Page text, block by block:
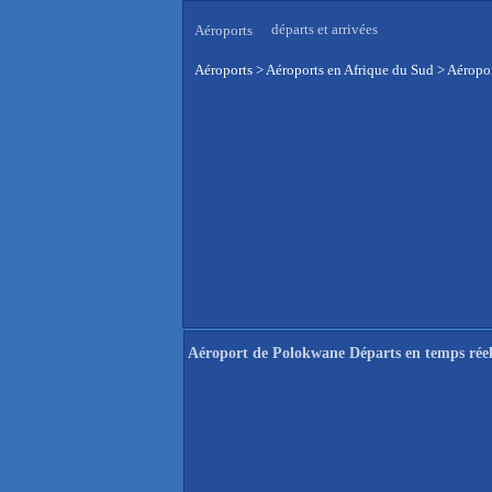
Aéroports départs et arrivées
Aéroports >Aéroports en Afrique du Sud >
Aéroport de Polokwane Départs en temps réel